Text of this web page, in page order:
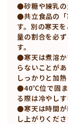
●砂糖や練乳の
●共立食品の「
す。別の寒天
量の割合を必
す。
●寒天は煮溶か
らないことが
しっかりと加熱
●40℃位で固ま
る際は冷やし
●寒天は時間が
し上がりくださ